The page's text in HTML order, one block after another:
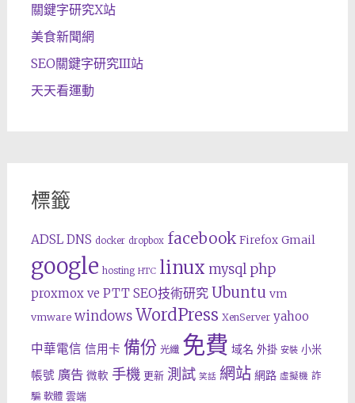
關鍵字研究X站
美食新聞網
SEO關鍵字研究III站
天天看運動
標籤
ADSL DNS docker dropbox facebook Firefox Gmail
google hosting HTC linux mysql php
proxmox ve PTT SEO技術研究 Ubuntu vm
vmware windows WordPress XenServer yahoo
中華電信 信用卡 備份 光纖 免費 域名 外掛 安裝 小米
帳號 廣告 微軟 手機 更新 測試 笑話 網站 網路 虛擬機 詐
騙 軟體 雲端